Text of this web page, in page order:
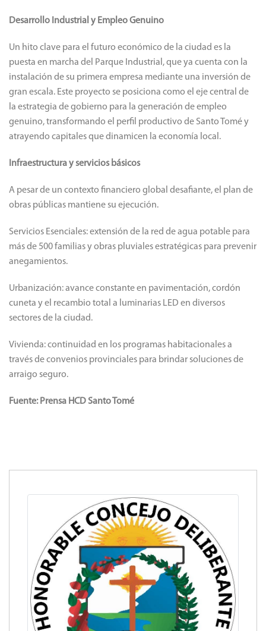
Desarrollo Industrial y Empleo Genuino
Un hito clave para el futuro económico de la ciudad es la
puesta en marcha del Parque Industrial, que ya cuenta con la
instalación de su primera empresa mediante una inversión de
gran escala. Este proyecto se posiciona como el eje central de
la estrategia de gobierno para la generación de empleo
genuino, transformando el perfil productivo de Santo Tomé y
atrayendo capitales que dinamicen la economía local.
Infraestructura y servicios básicos
A pesar de un contexto financiero global desafiante, el plan de
obras públicas mantiene su ejecución.
Servicios Esenciales: extensión de la red de agua potable para
más de 500 familias y obras pluviales estratégicas para prevenir
anegamientos.
Urbanización: avance constante en pavimentación, cordón
cuneta y el recambio total a luminarias LED en diversos
sectores de la ciudad.
Vivienda: continuidad en los programas habitacionales a
través de convenios provinciales para brindar soluciones de
arraigo seguro.
Fuente: Prensa HCD Santo Tomé